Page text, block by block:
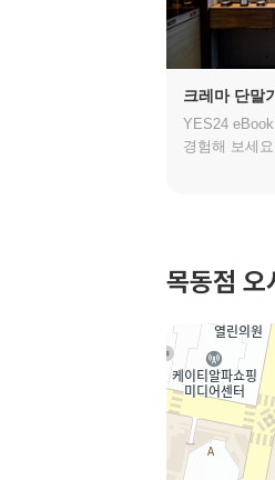
크레마 단말
YES24
경험해 보세
목동점 오